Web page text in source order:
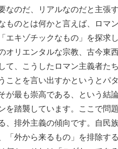
なのだ、リアルなのだと主張
ものとは何かと言えば、ロマ
エキゾチックなもの」を探求
オリエンタルな宗教、古今東
て、こうしたロマン主義者た
ことを言い出すかというとパ
が最も崇高である、という結
を踏襲しています。ここで問
、排外主義の傾向です。自民
「外から来るもの」を排除す